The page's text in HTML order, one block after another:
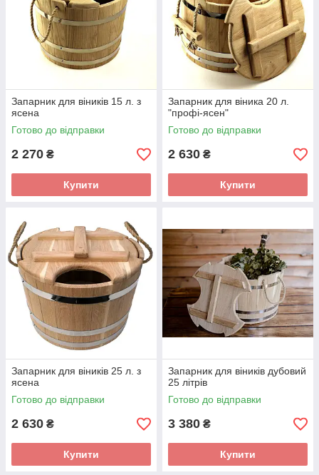
Запарник для віників 15 л. з
ясена
Готово до відправки
2 270 ₴
Купити
Запарник для віника 20 л.
"профі-ясен"
Готово до відправки
2 630 ₴
Купити
Запарник для віників 25 л. з
ясена
Готово до відправки
2 630 ₴
Купити
Запарник для віників дубовий
25 літрів
Готово до відправки
3 380 ₴
Купити